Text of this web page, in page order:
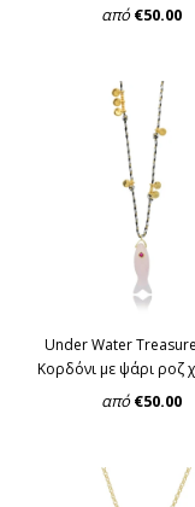
από€50.00
Under Water
Κορδόνι με ψάρι ροζ
από€50.00